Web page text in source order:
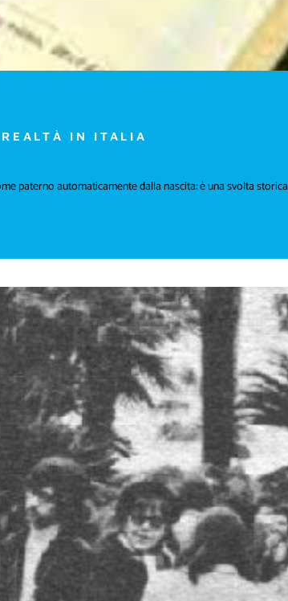
IN ITALIA
paterno automaticamente dalla nascita: è una svolta storica